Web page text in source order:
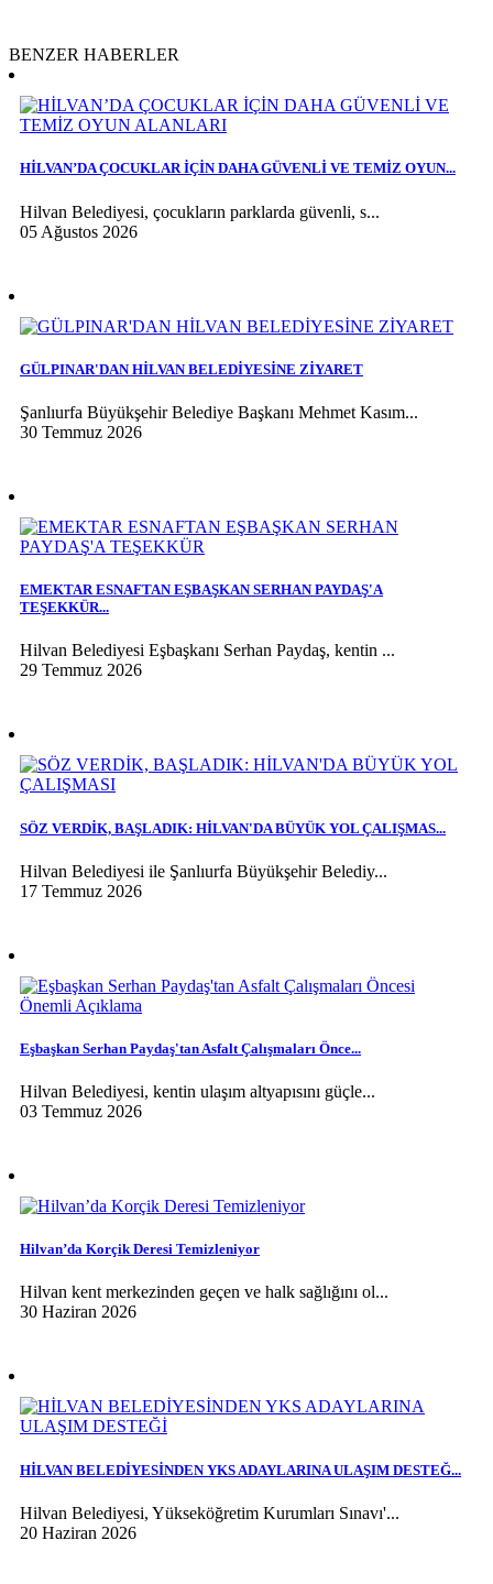
BENZER HABERLER
HİLVAN’DA ÇOCUKLAR İÇİN DAHA GÜVENLİ VE TEMİZ OYUN...
Hilvan Belediyesi, çocukların parklarda güvenli, s...
05 Ağustos 2026
GÜLPINAR'DAN HİLVAN BELEDİYESİNE ZİYARET
Şanlıurfa Büyükşehir Belediye Başkanı Mehmet Kasım...
30 Temmuz 2026
EMEKTAR ESNAFTAN EŞBAŞKAN SERHAN PAYDAŞ'A
TEŞEKKÜR...
Hilvan Belediyesi Eşbaşkanı Serhan Paydaş, kentin ...
29 Temmuz 2026
SÖZ VERDİK, BAŞLADIK: HİLVAN'DA BÜYÜK YOL ÇALIŞMAS...
Hilvan Belediyesi ile Şanlıurfa Büyükşehir Belediy...
17 Temmuz 2026
Eşbaşkan Serhan Paydaş'tan Asfalt Çalışmaları Önce...
Hilvan Belediyesi, kentin ulaşım altyapısını güçle...
03 Temmuz 2026
Hilvan’da Korçik Deresi Temizleniyor
Hilvan kent merkezinden geçen ve halk sağlığını ol...
30 Haziran 2026
HİLVAN BELEDİYESİNDEN YKS ADAYLARINA ULAŞIM DESTEĞ...
Hilvan Belediyesi, Yükseköğretim Kurumları Sınavı'...
20 Haziran 2026